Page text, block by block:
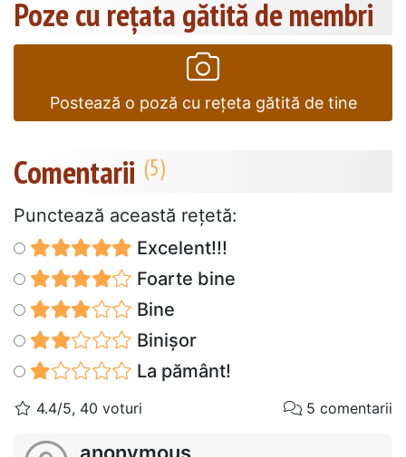
Poze cu rețata gătită de membri
Postează o poză cu rețeta gătită de tine
Comentarii
Punctează această reţetă:
Excelent!!!
Foarte bine
Bine
Binișor
La pământ!
4.4/5, 40 voturi 5 comentarii